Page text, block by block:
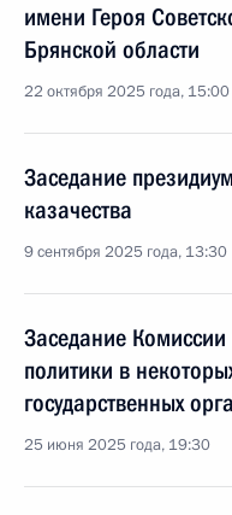
имени Героя
Брянской области
22 октября 2025 года, 15:00
Заседание
казачества
9 сентября 2025 года, 13:30
Заседание
политики в
государственных
25 июня 2025 года, 19:30